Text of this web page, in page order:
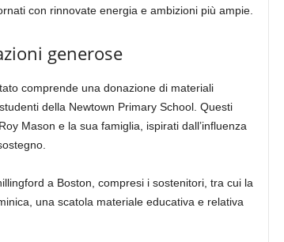
con rinnovate energia e ambizioni più ampie.
generose
comprende una donazione di materiali
della Newtown Primary School. Questi
Mason e la sua famiglia, ispirati dall’influenza
a Boston, compresi i sostenitori, tra cui la
una scatola materiale educativa e relativa